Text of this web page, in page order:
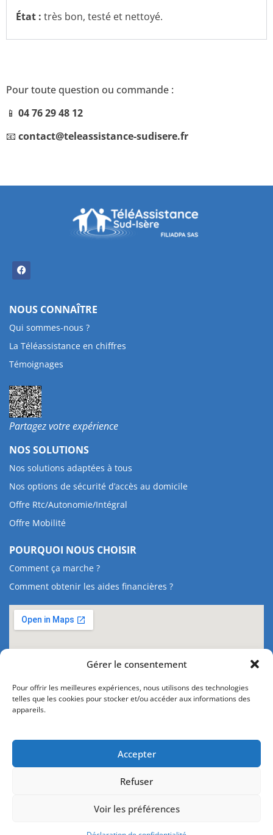
Gérer le consentement
Pour offrir les meilleures expériences, nous utilisons des technologies
telles que les cookies pour stocker et/ou accéder aux informations des
appareils.
Accepter
Refuser
Voir les préférences
État : très bon, testé et nettoyé.
Pour toute question ou commande :
📱 04 76 29 48 12
📧 contact@teleassistance-sudisere.fr
NOUS CONNAÎTRE
Qui sommes-nous ?
La Téléassistance en chiffres
Témoignages
Partagez votre expérience
NOS SOLUTIONS
Nos solutions adaptées à tous
Nos options de sécurité d’accès au domicile
Offre Rtc/Autonomie/Intégral
Offre Mobilité
POURQUOI NOUS CHOISIR
Comment ça marche ?
Comment obtenir les aides financières ?
Mentions légales
Politique de confidentialité
Connexion